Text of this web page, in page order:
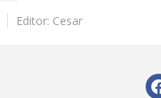
Editor: Cesar